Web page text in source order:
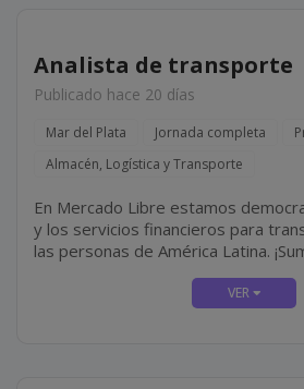
Analista de transporte
Publicado hace 20 días
Mar del Plata Jornada completa
Almacén, Logística y Transporte
En Mercado Libre estamos
y los servicios financieros para
las personas de América Latina.
inventario de quienes venden en